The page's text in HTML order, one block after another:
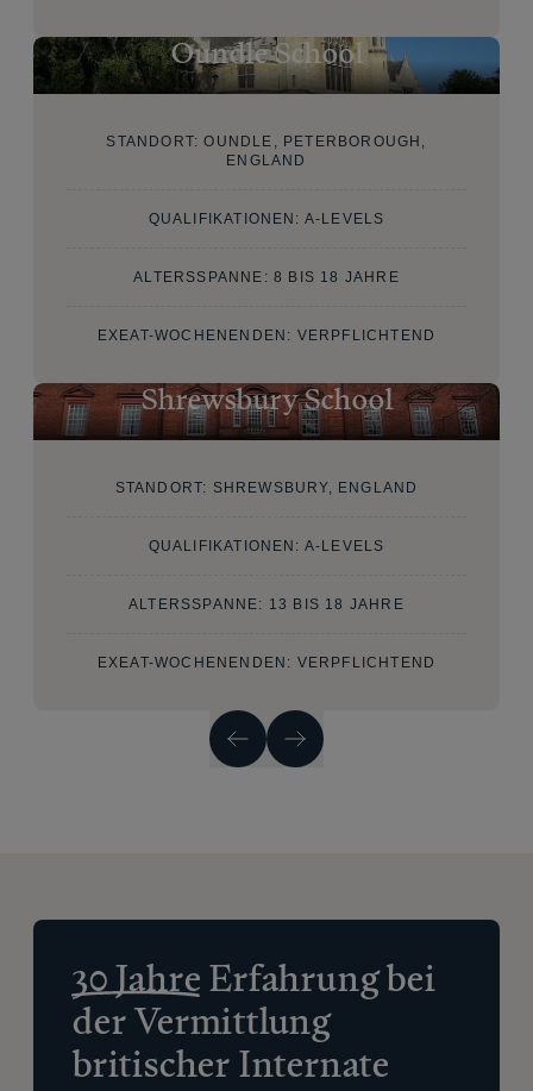
Oundle School
STANDORT: OUNDLE, PETERBOROUGH,
ENGLAND
QUALIFIKATIONEN: A-LEVELS
ALTERSSPANNE: 8 BIS 18 JAHRE
EXEAT-WOCHENENDEN: VERPFLICHTEND
Shrewsbury School
STANDORT: SHREWSBURY, ENGLAND
QUALIFIKATIONEN: A-LEVELS
ALTERSSPANNE: 13 BIS 18 JAHRE
EXEAT-WOCHENENDEN: VERPFLICHTEND
30 JahreErfahrung bei
der Vermittlung
britischer Internate